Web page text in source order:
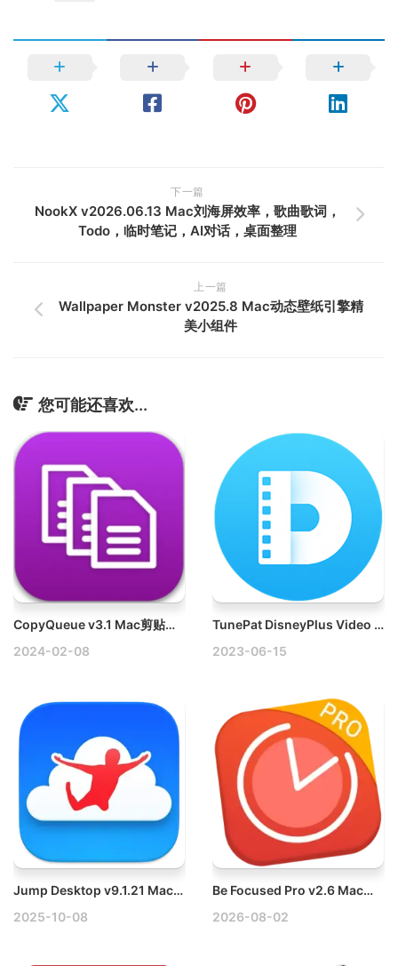
下一篇
NookX v2026.06.13 Mac刘海屏效率，歌曲歌词，
Todo，临时笔记，AI对话，桌面整理
上一篇
Wallpaper Monster v2025.8 Mac动态壁纸引擎精
美小组件
您可能还喜欢...
CopyQueue v3.1 Mac剪贴板增强工具破解版
2024-02-08
TunePat DisneyPlus Video Downloader v1.1.0 Mac视频下载工具破解版
2023-06-15
Jump Desktop v9.1.21 Mac远程控制桌面软件破解版
2025-10-08
Be Focused Pro v2.6 Mac工作和学习的计时器破解版
2026-08-02